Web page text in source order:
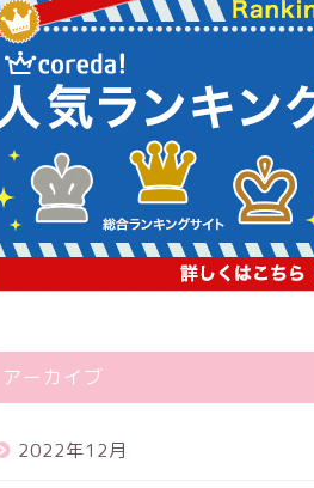
アーカイブ
2022年12月